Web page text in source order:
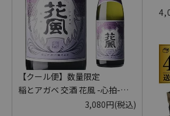
【クール便】数量限定
稲とアガベ 交酒 花風 -心拍-
KYOTO EDITION 720ml こうし
3,080円(税込)